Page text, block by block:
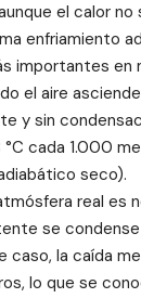
el calor no
enfriamiento
importantes en
el aire
y sin
cada 1.000
seco).
real es
se
caso, la caída
lo que se